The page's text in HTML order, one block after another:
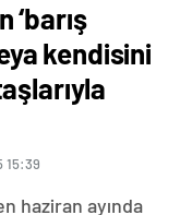
‘barış
kendisini
15:39
haziran ayında